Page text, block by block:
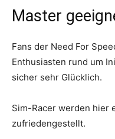
Master
Fans der Need For
Enthusiasten rund um
sicher sehr Glücklich.
Sim-Racer werden hier
zufriedengestellt.